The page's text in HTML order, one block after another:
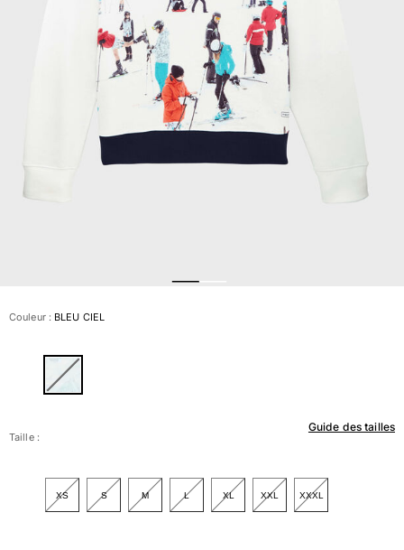
Slips de bain
Le Magique
Tous les articles
Prêt-à-porter
Polos
Chemises
Grandes tailles
Tous les articles
Maillots de bain
Couleur : BLEU CIEL
Guide des tailles
Taille :
XS S M L XL XXL XXXL